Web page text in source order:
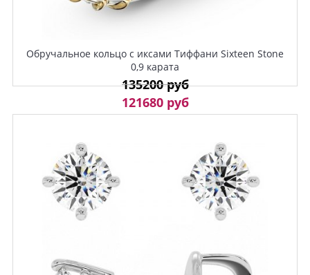
Обручальное кольцо с иксами Тиффани Sixteen Stone
0,9 карата
135200 руб
121680 руб